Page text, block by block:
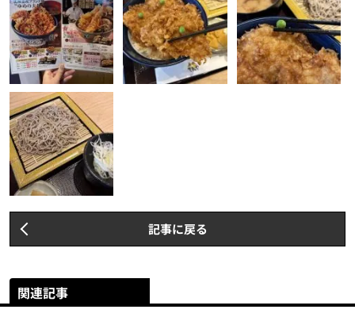
記事に戻る
関連記事